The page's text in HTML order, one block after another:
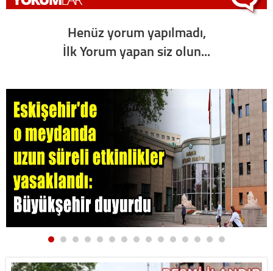
Henüz yorum yapılmadı,
İlk Yorum yapan siz olun...